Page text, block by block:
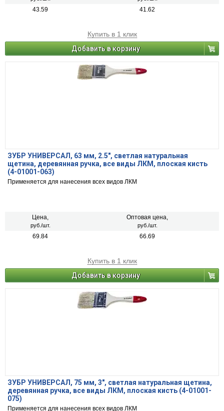
43.59 41.62
Купить в 1 клик
Добавить в корзину
ЗУБР УНИВЕРСАЛ, 63 мм, 2.5″, светлая натуральная
щетина, деревянная ручка, все виды ЛКМ, плоская кисть
(4-01001-063)
Применяется для нанесения всех видов ЛКМ
Цена,
руб./шт.
Оптовая цена,
руб./шт.
69.84 66.69
Купить в 1 клик
Добавить в корзину
ЗУБР УНИВЕРСАЛ, 75 мм, 3″, светлая натуральная щетина,
деревянная ручка, все виды ЛКМ, плоская кисть (4-01001-
075)
Применяется для нанесения всех видов ЛКМ